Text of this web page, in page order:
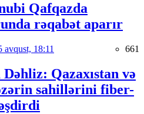
Qafqazda
rəqabət aparır
avqust, 18:11 661
Qazaxıstan və
sahillərini fiber-